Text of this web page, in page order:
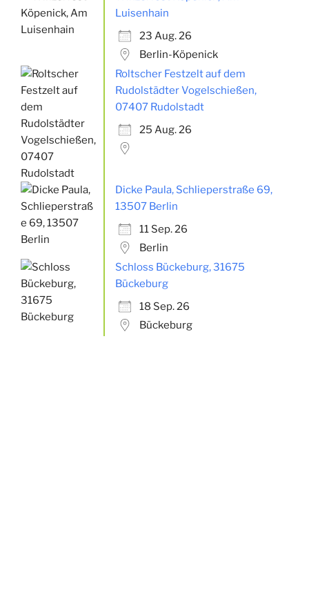
Luisenhain
23 Aug. 26
Berlin-Köpenick
Roltscher Festzelt auf dem
Rudolstädter Vogelschießen,
07407 Rudolstadt
25 Aug. 26
Dicke Paula, Schlieperstraße 69,
13507 Berlin
11 Sep. 26
Berlin
Schloss Bückeburg, 31675
Bückeburg
18 Sep. 26
Bückeburg